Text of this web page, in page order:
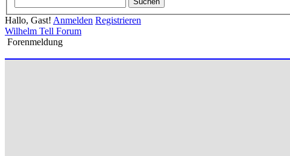
Hallo, Gast! Anmelden Registrieren
Wilhelm Tell Forum
Forenmeldung